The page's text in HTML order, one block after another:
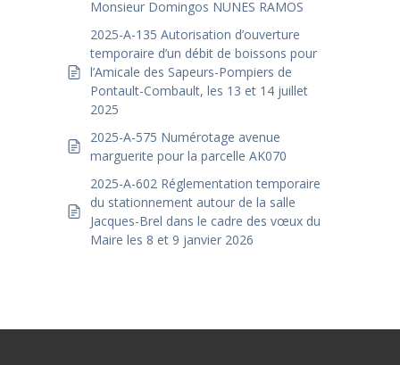
Monsieur Domingos NUNES RAMOS
2025-A-135 Autorisation d’ouverture
temporaire d’un débit de boissons pour
l’Amicale des Sapeurs-Pompiers de
Pontault-Combault, les 13 et 14 juillet
2025
2025-A-575 Numérotage avenue
marguerite pour la parcelle AK070
2025-A-602 Réglementation temporaire
du stationnement autour de la salle
Jacques-Brel dans le cadre des vœux du
Maire les 8 et 9 janvier 2026